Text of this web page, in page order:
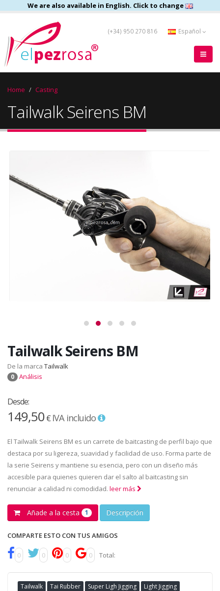
We are also available in English. Click to change
(+34) 950 270 816 Español
Home Casting
Tailwalk Seirens BM
Tailwalk Seirens BM
De la marca Tailwalk
0 Análisis
Desde:
149,50€ IVA incluido
El Tailwalk Seirens BM es un carrete de baitcasting de perfil bajo que
destaca por su ligereza, suavidad y facilidad de uso. Forma parte de
la serie Seirens y mantiene su esencia, pero con un diseño más
accesible para quienes quieren dar el salto al baitcasting sin
renunciar a calidad ni comodidad. leer más
Añade a la cesta 1 Descripción
COMPARTE ESTO CON TUS AMIGOS
0 0 0 0 Total:
Tailwalk Tai Rubber Super Ligh Jigging Light Jigging